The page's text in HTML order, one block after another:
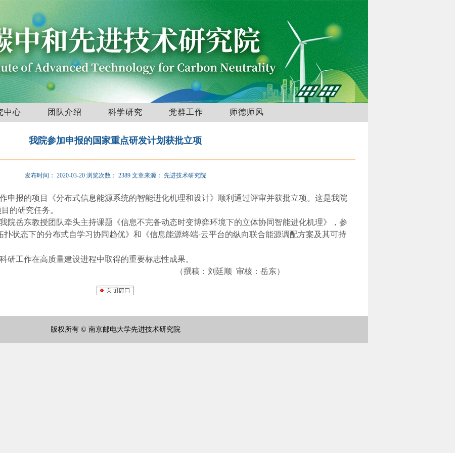
中心 团队介绍 科学研究 党群工作 师德师风
我院参加申报的国家重点研发计划获批立项
发布时间： 2020-03-20 浏览次数： 2389 文章来源： 先进技术研究院
申报的项目《分布式信息能源系统的智能进化机理和设计》顺利通过评审并获批立项。这是我院
的研究任务。
院岳东教授团队牵头主持课题《信息不完备动态时变博弈环境下的立体协同智能进化机理》，参
扑状态下的分布式自学习协同趋优》和《信息能源终端-云平台的纵向联合能源调配方案及其可持
研工作在高质量建设进程中取得的重要标志性成果。
刘廷顺 审核：岳东）
版权所有 © 南京邮电大学先进技术研究院